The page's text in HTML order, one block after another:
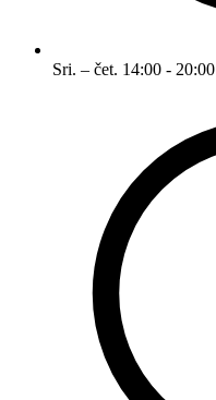
Sri. – čet. 14:00 - 20:00